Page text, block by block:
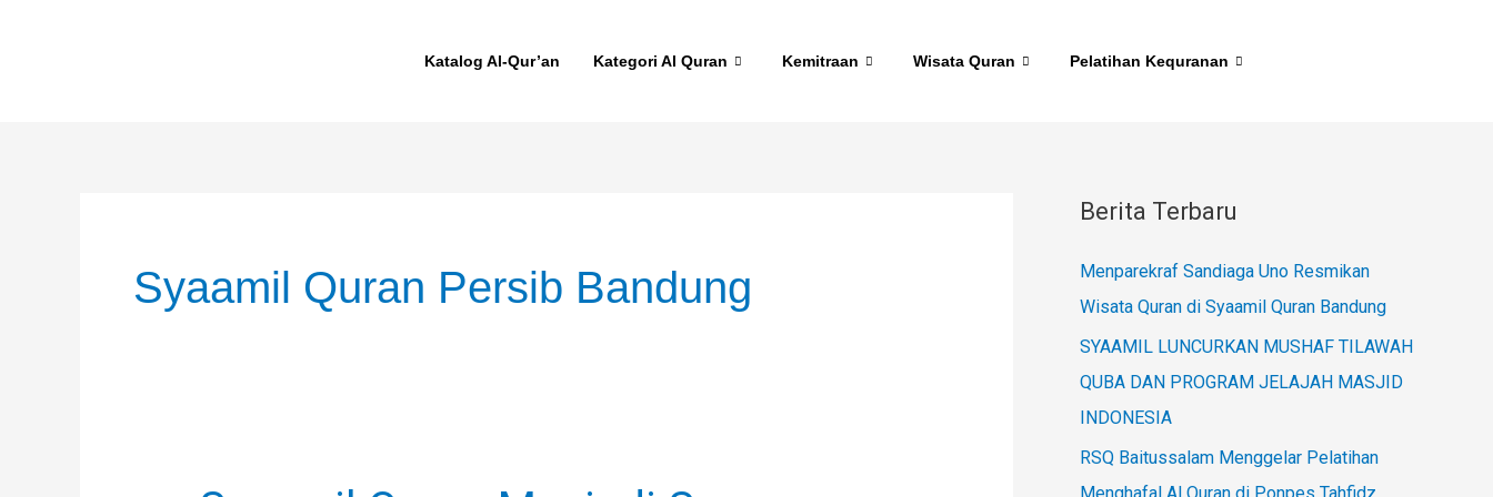
Katalog Al-Qur’an Kategori Al Quran Kemitraan Wisata Quran Pelatihan Kequranan
Syaamil Quran Persib Bandung
Berita Terbaru
Menparekraf Sandiaga Uno Resmikan
Wisata Quran di Syaamil Quran Bandung
SYAAMIL LUNCURKAN MUSHAF TILAWAH
QUBA DAN PROGRAM JELAJAH MASJID
INDONESIA
RSQ Baitussalam Menggelar Pelatihan